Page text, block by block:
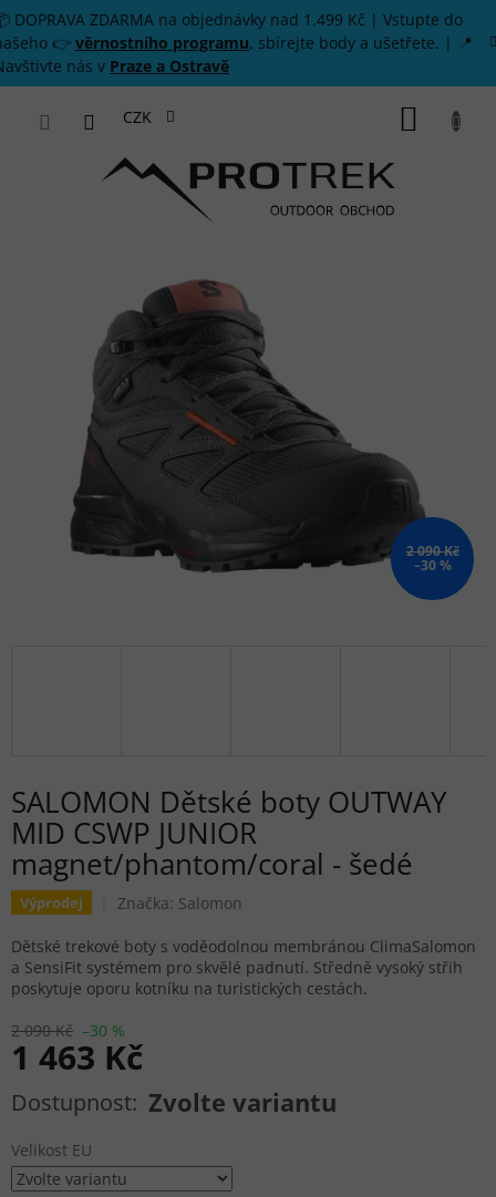
Přejít na obsah
DOPRAVA ZDARMA na objednávky nad 1.499 Kč | Vstupte do
👉 věrnostního programu, sbírejte body a ušetřete. | 📍
nás v Praze a Ostravě
CZK
2 090 Kč
–30 %
SALOMON Dětské boty OUTWAY
MID CSWP JUNIOR
magnet/phantom/coral - šedé
Výprodej Značka: Salomon
2 090 Kč –30 %
1 463 Kč
Měrná cena: Zvolte variantu
Velikost EU
Dětské trekové boty s voděodolnou membránou ClimaSalomon
a SensiFit systémem pro skvělé padnutí. Středně vysoký střih
poskytuje oporu kotníku na turistických cestách.